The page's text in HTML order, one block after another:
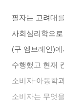
필자는 고려대
사회심리학으
(구 엠브레인)
수행했고 현재
소비자·아동학
소비자는 무엇